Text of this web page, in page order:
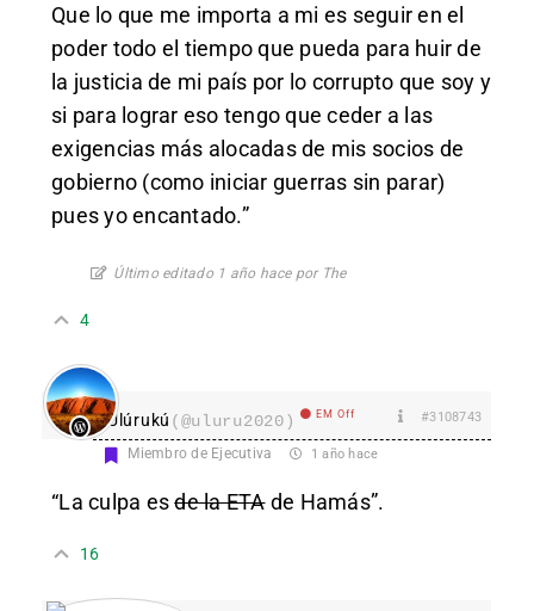
Que lo que me importa a mi es seguir en el
poder todo el tiempo que pueda para huir de
la justicia de mi país por lo corrupto que soy y
si para lograr eso tengo que ceder a las
exigencias más alocadas de mis socios de
gobierno (como iniciar guerras sin parar)
pues yo encantado.”
Último editado 1 año hace por The
4
Ulúrukú (@uluru2020) EM Off #3108743
Miembro de Ejecutiva 1 año hace
“La culpa esde la ETAde Hamás”.
16